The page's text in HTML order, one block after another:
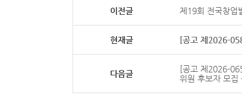
이전글 제19회 전국창업
현재글 [공고 제2026-
다음글
[공고 제2026-
위원 후보자 모집